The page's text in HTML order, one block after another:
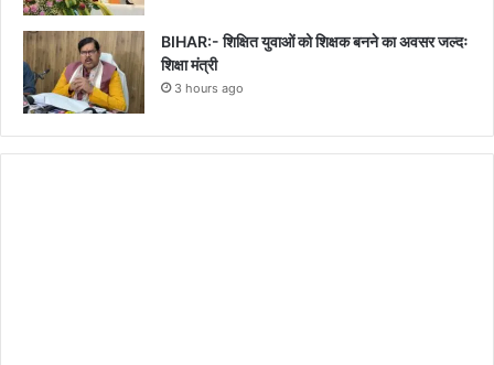
BIHAR:- शिक्षित युवाओं को शिक्षक बनने का अवसर जल्दः
शिक्षा मंत्री
3 hours ago